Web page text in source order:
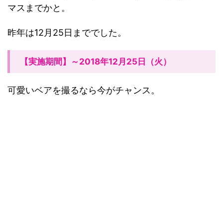
マスまでかと。
昨年は12月25日まででした。
【実施期間】～2018年12月25日（火）
可愛いベアを撮るなら今がチャンス。